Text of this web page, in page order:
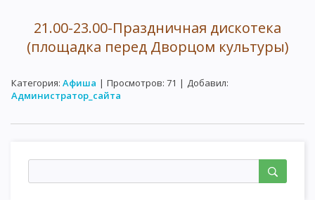
21.00-23.00-Праздничная дискотека
(площадка перед Дворцом культуры)
Категория: Афиша | Просмотров: 71 | Добавил:
Администратор_сайта